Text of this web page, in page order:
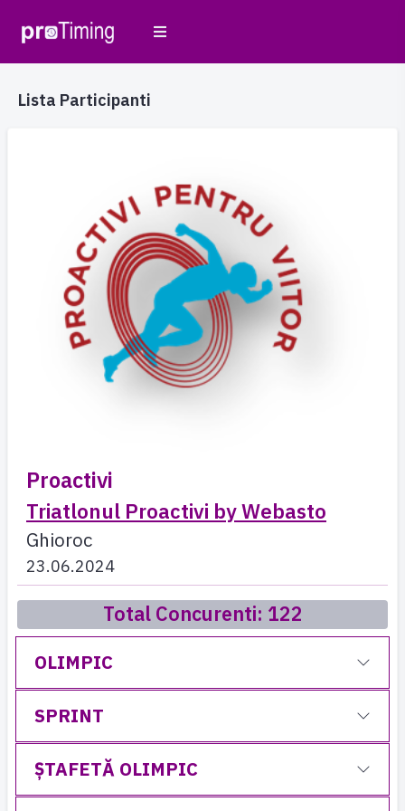
Lista Participanti
Proactivi
Triatlonul Proactivi by Webasto
Ghioroc
23.06.2024
Total Concurenti: 122
OLIMPIC
SPRINT
ȘTAFETĂ OLIMPIC